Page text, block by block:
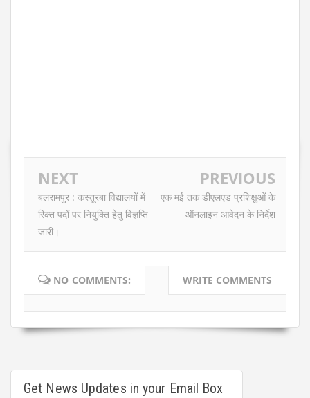
NEXT
बलरामपुर : कस्तूरबा विद्यालयों में
रिक्त पदों पर नियुक्ति हेतु विज्ञप्ति
जारी।
PREVIOUS
एक मई तक डीएलएड प्रशिक्षुओं के
ऑनलाइन आवेदन के निर्देश
NO COMMENTS: WRITE COMMENTS
Get News Updates in your Email Box